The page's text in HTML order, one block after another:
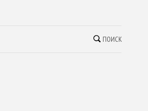
ПОИСК